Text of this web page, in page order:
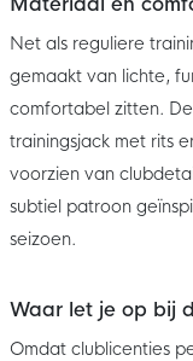
Net als reguliere
gemaakt van lichte,
comfortabel zitten.
trainingsjack met rits
voorzien van
subtiel patroon
seizoen.
Waar let je op bij
Omdat clublicenties